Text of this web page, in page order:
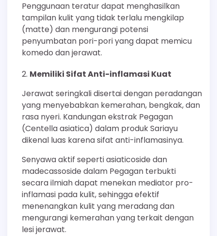
Penggunaan teratur dapat menghasilkan
tampilan kulit yang tidak terlalu mengkilap
(matte) dan mengurangi potensi
penyumbatan pori-pori yang dapat memicu
komedo dan jerawat.
Memiliki Sifat Anti-inflamasi Kuat
Jerawat seringkali disertai dengan peradangan
yang menyebabkan kemerahan, bengkak, dan
rasa nyeri. Kandungan ekstrak Pegagan
(Centella asiatica) dalam produk Sariayu
dikenal luas karena sifat anti-inflamasinya.
Senyawa aktif seperti asiaticoside dan
madecassoside dalam Pegagan terbukti
secara ilmiah dapat menekan mediator pro-
inflamasi pada kulit, sehingga efektif
menenangkan kulit yang meradang dan
mengurangi kemerahan yang terkait dengan
lesi jerawat.